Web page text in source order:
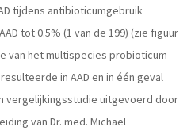
tijdens antibioticumgebruik
tot 0.5% (1 van de 199) (zie figuur
van het multispecies probioticum
in AAD en in één geval
vergelijkingsstudie uitgevoerd door
van Dr. med. Michael